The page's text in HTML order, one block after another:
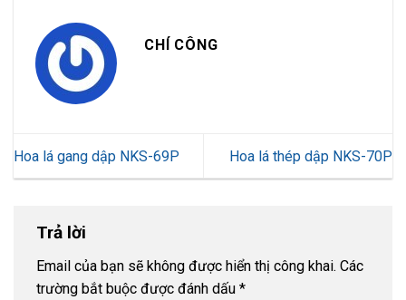
CHÍ CÔNG
Hoa lá gang dập NKS-69P Hoa lá thép dập NKS-70P
Trả lời
Email của bạn sẽ không được hiển thị công khai. Các
trường bắt buộc được đánh dấu *